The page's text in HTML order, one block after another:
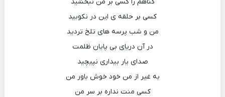
کسی بر حلقه ی این در نکوبید
من و شب پرسه های تلخ تردید
در آن دریای بی پایان ظلمت
صدای یار بیداری نپیچید
به غیر از من خود خوش باور من
کسی منت نداره بر سر من